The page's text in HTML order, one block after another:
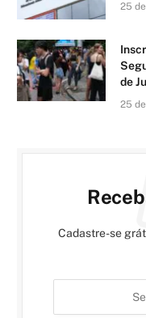
25
de
25
Cadastre-se